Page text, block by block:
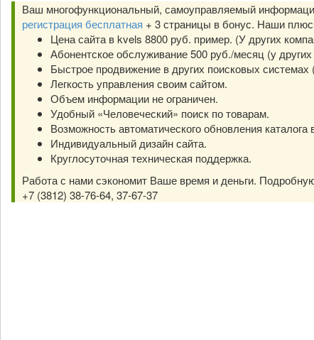
Ваш многофункциональный, самоуправляемый
регистрация бесплатная + 3 страницы в бонус. Наши
Цена сайта в kvels 8800 руб. пример. (У других
Абонентское обслуживание 500 руб./месяц (у
Быстрое продвижение в других поисковых
Легкость управления своим сайтом.
Объем информации не ограничен.
Удобный «Человеческий» поиск по товарам.
Возможность автоматического обновления
Индивидуальный дизайн сайта.
Круглосуточная техническая поддержка.
Работа с нами сэкономит Ваше время и деньги.
+7 (3812) 38-76-64, 37-67-37